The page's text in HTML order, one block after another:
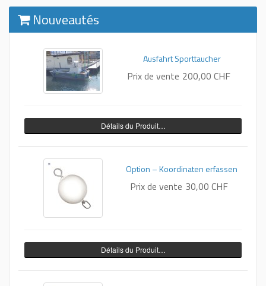
Nouveautés
Ausfahrt Sporttaucher
Prix ​​de vente 200,00 CHF
Détails du Produit…
Option – Koordinaten erfassen
Prix ​​de vente 30,00 CHF
Détails du Produit…